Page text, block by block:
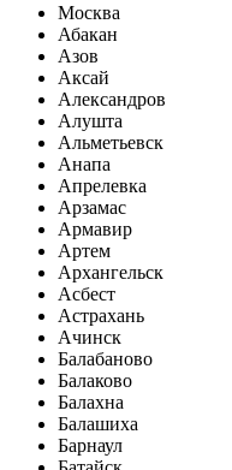
Москва
Абакан
Азов
Аксай
Александров
Алушта
Альметьевск
Анапа
Апрелевка
Арзамас
Армавир
Артем
Архангельск
Асбест
Астрахань
Ачинск
Балабаново
Балаково
Балахна
Балашиха
Барнаул